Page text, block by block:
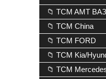
📁 TCM AMT ВАЗ
📁 TCM China
📁 TCM FORD
📁 TCM Kia/
📁 TCM